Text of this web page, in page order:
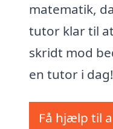
matematik,
tutor klar til
skridt mod
en tutor i dag!
Få hjælp til